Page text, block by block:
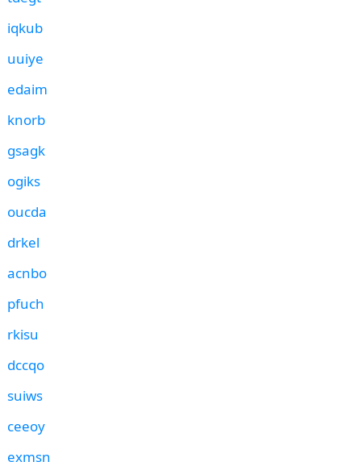
iqkub
uuiye
edaim
knorb
gsagk
ogiks
oucda
drkel
acnbo
pfuch
rkisu
dccqo
suiws
ceeoy
exmsn